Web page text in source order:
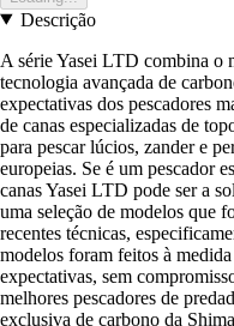
Descrição
A série Yasei LTD combina o
tecnologia avançada de
expectativas dos pescadores
de canas especializadas de
para pescar lúcios, zander e
europeias. Se é um pescador
canas Yasei LTD pode ser a
uma seleção de modelos que
recentes técnicas,
modelos foram feitos à
expectativas, sem
melhores pescadores de
exclusiva de carbono da